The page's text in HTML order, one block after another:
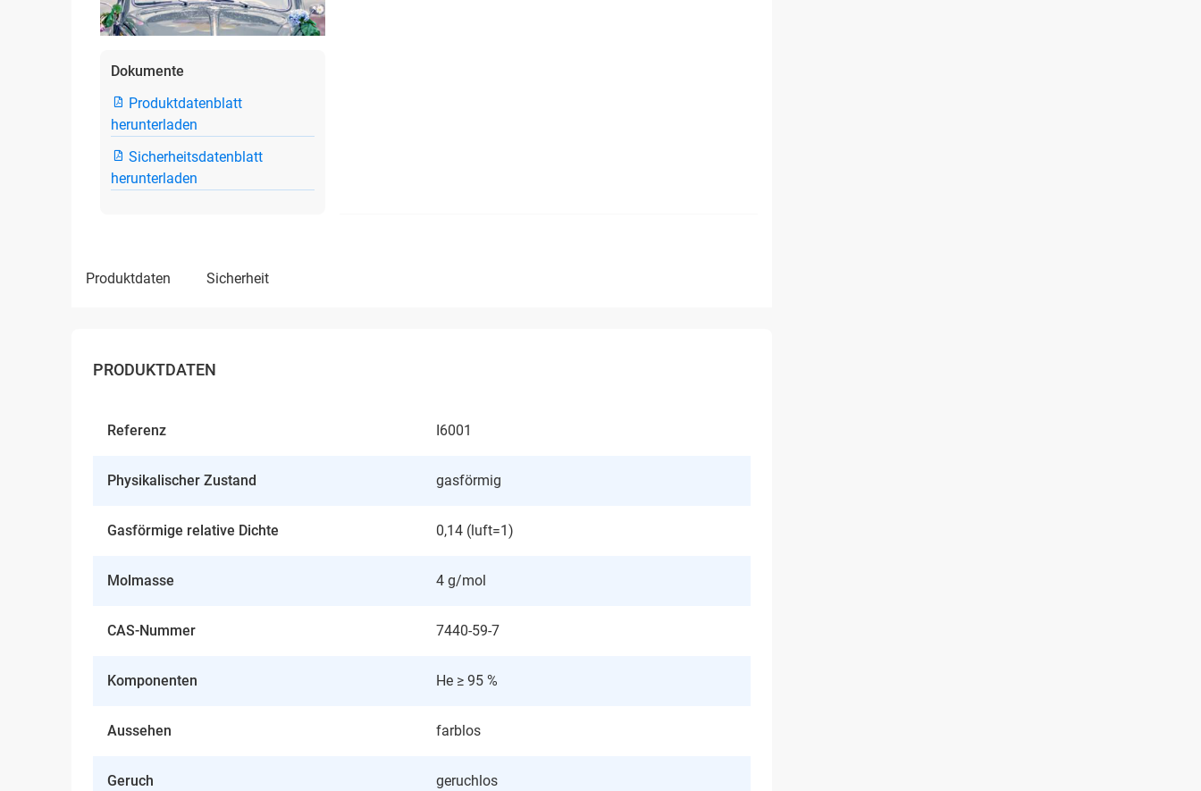
Dokumente
Produktdatenblatt
herunterladen
Sicherheitsdatenblatt
herunterladen
produktdaten sicherheit
PRODUKTDATEN
Referenz I6001
Physikalischer Zustand gasförmig
Gasförmige relative Dichte 0,14 (luft=1)
Molmasse 4 g/mol
CAS-Nummer 7440-59-7
Komponenten He ≥ 95 %
Aussehen farblos
Geruch geruchlos